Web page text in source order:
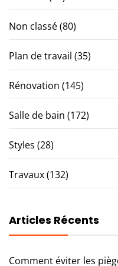
Non classé(80)
Plan de travail (35)
Rénovation (145)
Salle de bain (172)
Styles (28)
Travaux(132)
Articles Récents
Comment éviter les